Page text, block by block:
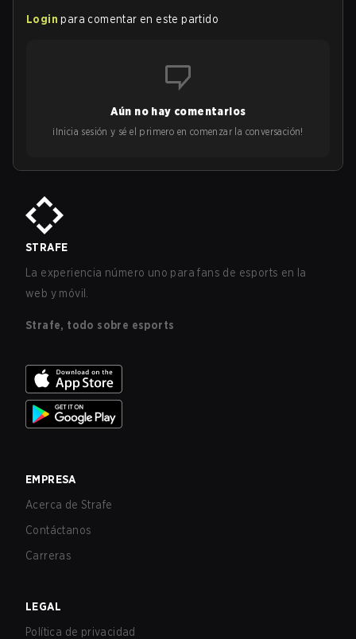
Login para comentar en este partido
Aún no hay comentarios
¡Inicia sesión y sé el primero en comenzar la conversación!
STRAFE
La experiencia número uno para fans de esports en la
web y móvil.
Strafe, todo sobre esports
EMPRESA
Acerca de Strafe
Contáctanos
Carreras
LEGAL
Política de privacidad